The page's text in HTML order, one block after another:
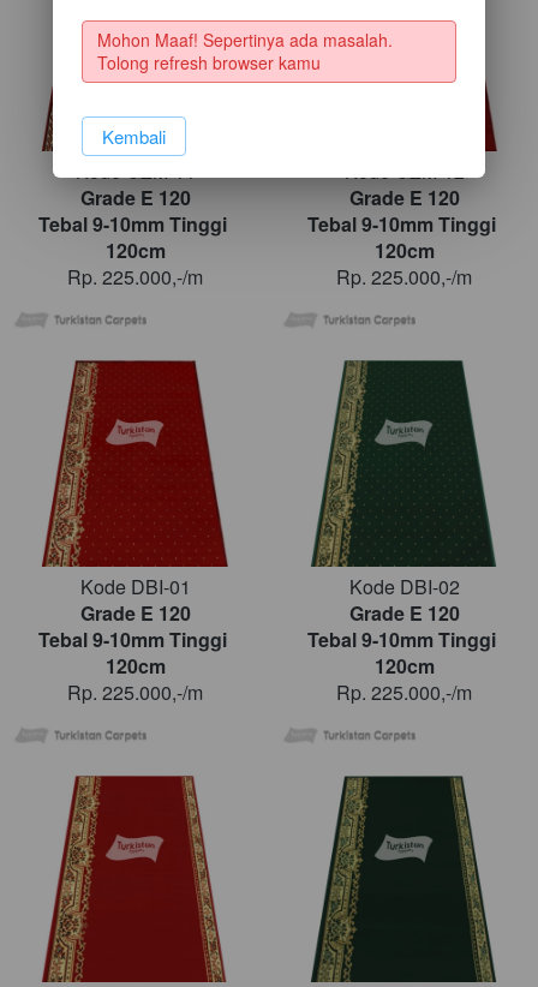
Kode GZM-11
Grade E 120
Tebal 9-10mm Tinggi
120cm
Rp. 225.000,-/m
Kode GZM-12
Grade E 120
Tebal 9-10mm Tinggi
120cm
Rp. 225.000,-/m
Kode DBI-01
Grade E 120
Tebal 9-10mm Tinggi
120cm
Rp. 225.000,-/m
Kode DBI-02
Grade E 120
Tebal 9-10mm Tinggi
120cm
Rp. 225.000,-/m
Mohon Maaf! Sepertinya ada masalah.
Tolong refresh browser kamu
`Kembali